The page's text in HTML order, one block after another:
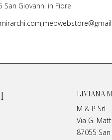
Giovanni in Fiore
LIVIANA
M & P Srl
Via G.
87055